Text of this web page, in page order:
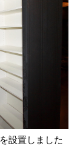
設置しました